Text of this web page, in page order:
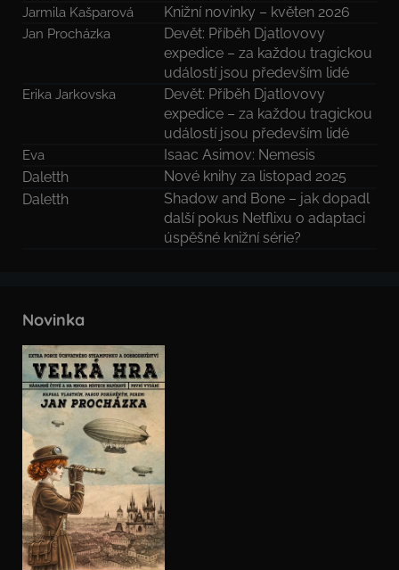
Jarmila Kašparová Knižní novinky – květen 2026
Jan Procházka
Devět: Příběh Djatlovovy
expedice – za každou tragickou
událostí jsou především lidé
Erika Jarkovska
Devět: Příběh Djatlovovy
expedice – za každou tragickou
událostí jsou především lidé
Eva
Isaac Asimov: Nemesis
Daletth
Nové knihy za listopad 2025
Daletth
Shadow and Bone – jak dopadl
další pokus Netflixu o adaptaci
úspěšné knižní série?
Novinka